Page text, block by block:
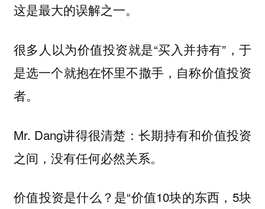
这是最大的误解之一。
很多人以为价值投资就是“买入并持有”，于
是选一个就抱在怀里不撒手，自称价值投资
者。
Mr. Dang讲得很清楚： 长期持有和价值投资
之间，没有任何必然关系。
价值投资是什么？是“价值10块的东西，5块